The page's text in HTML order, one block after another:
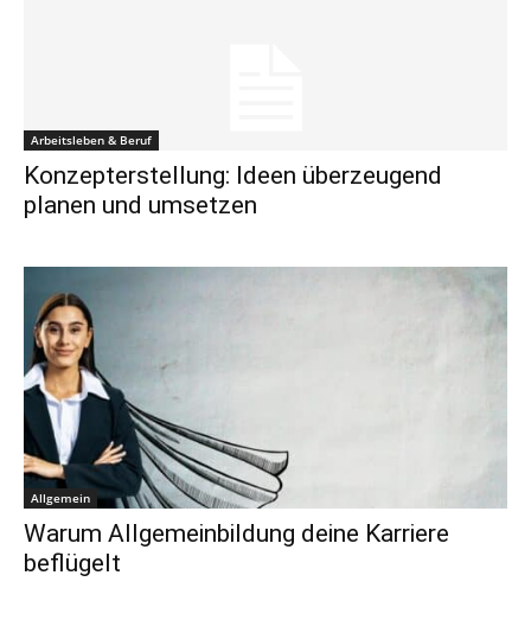
Arbeitsleben & Beruf
Konzepterstellung: Ideen überzeugend
planen und umsetzen
Allgemein
Warum Allgemeinbildung deine Karriere
beflügelt